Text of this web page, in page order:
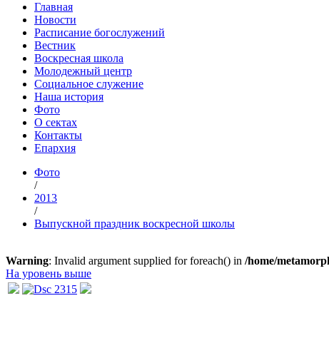
Главная
Новости
Расписание богослужений
Вестник
Воскресная школа
Молодежный центр
Социальное служение
Наша история
Фото
О сектах
Контакты
Епархия
Фото
/
2013
/
Выпускной праздник воскресной школы
Warning: Invalid argument supplied for foreach() in /home/
На уровень выше